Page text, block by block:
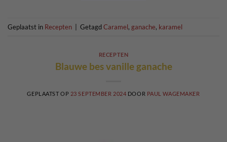
Geplaatst in Recepten GetagdCaramel, ganache, karamel
RECEPTEN
Blauwe bes vanille ganache
GEPLAATST OP 23 SEPTEMBER 2024 DOOR PAUL WAGEMAKER